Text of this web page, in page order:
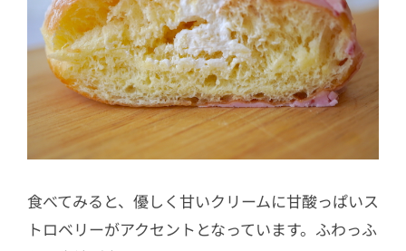
食べてみると、優しく甘いクリームに甘酸っぱいス
トロベリーがアクセントとなっています。ふわっふ